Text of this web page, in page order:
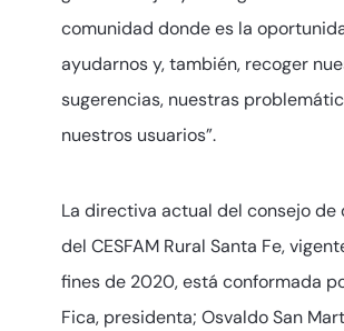
comunidad donde es la
ayudarnos y, también, recoger
sugerencias, nuestras
nuestros usuarios”.
La directiva actual del consejo de
del CESFAM Rural Santa Fe,
fines de 2020, está conformada
Fica, presidenta; Osvaldo San